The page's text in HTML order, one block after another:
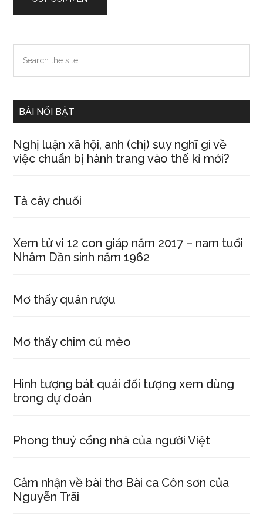
Primary
Sidebar
the
BÀI NỔI BẬT
Nghị luận xã hội, anh (chị) suy nghĩ gì về
việc chuẩn bị hành trang vào thế kỉ mới?
Tả cây chuối
Xem tử vi 12 con giáp năm 2017 – nam tuổi
Nhâm Dần sinh năm 1962
Mơ thấy quán rượu
Mơ thấy chim cú mèo
Hình tượng bát quái đối tượng xem dùng
trong dự đoán
Phong thuỷ cổng nhà của người Việt
Cảm nhận về bài thơ Bài ca Côn sơn của
Nguyễn Trãi